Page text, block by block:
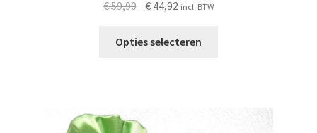
€59,90 Oorspronkelijke
was:
€ 44,92 Huidige
is:
incl. BTW
Opties selecteren